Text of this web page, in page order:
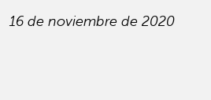
16 de noviembre de 2020